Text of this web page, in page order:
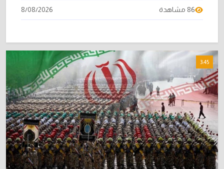
86 مشاهدة 8/08/2026
3:45